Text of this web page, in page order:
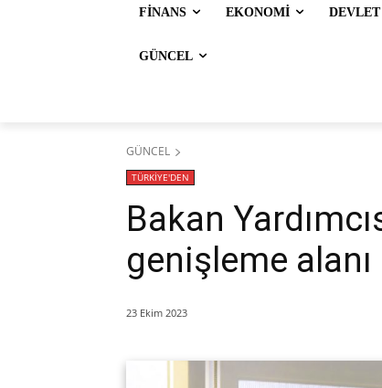
FİNANS EKONOMİ DEVLET
GÜNCEL
GÜNCEL
TÜRKİYE'DEN
Bakan
genişleme
23 Ekim 2023